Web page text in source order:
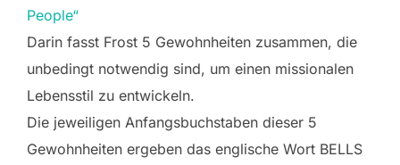
People“
Darin fasst Frost 5 Gewohnheiten zusammen, die
unbedingt notwendig sind, um einen missionalen
Lebensstil zu entwickeln.
Die jeweiligen Anfangsbuchstaben dieser 5
Gewohnheiten ergeben das englische Wort BELLS